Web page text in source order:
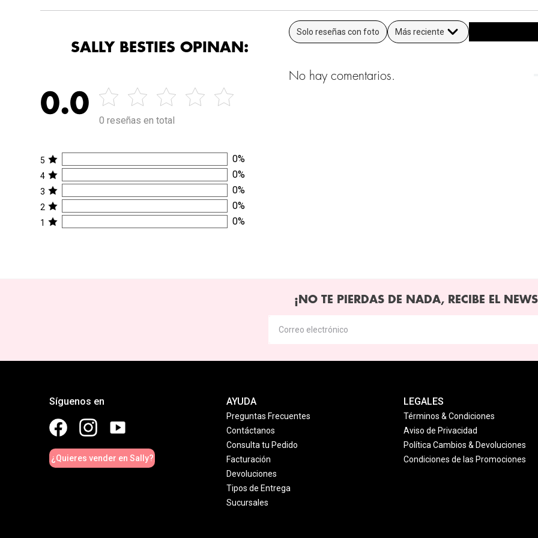
SALLY BESTIES OPINAN:
0.0
0 reseñas en total
5 0%
4 0%
3 0%
2 0%
1 0%
Solo reseñas con foto Más reciente
No hay comentarios.
¡NO TE PIERDAS DE NADA, RECIBE EL
Síguenos en
¿Quieres vender en Sally?
AYUDA
Preguntas Frecuentes
Contáctanos
Consulta tu Pedido
Facturación
Devoluciones
Tipos de Entrega
Sucursales
LEGALES
Términos & Condiciones
Aviso de Privacidad
Política Cambios & Devoluciones
Condiciones de las Promociones